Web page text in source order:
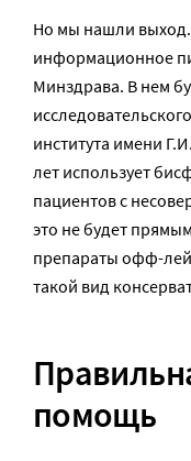
Но мы нашли
информационное
Минздрава. В нем
института имени
лет использует
пациентов с
это не будет
препараты офф-
такой вид
помощь